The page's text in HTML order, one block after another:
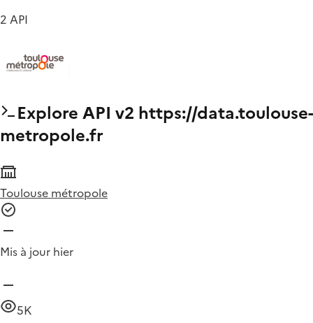
2 API
Explore API v2 https://data.toulouse-
metropole.fr
Toulouse métropole
Mis à jour hier
5K